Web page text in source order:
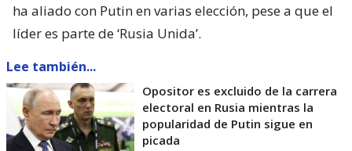
ha aliado con Putin en varias elección, pese a que el
líder es parte de ‘Rusia Unida’.
Lee también...
Opositor es excluido de la carrera
electoral en Rusia mientras la
popularidad de Putin sigue en
picada